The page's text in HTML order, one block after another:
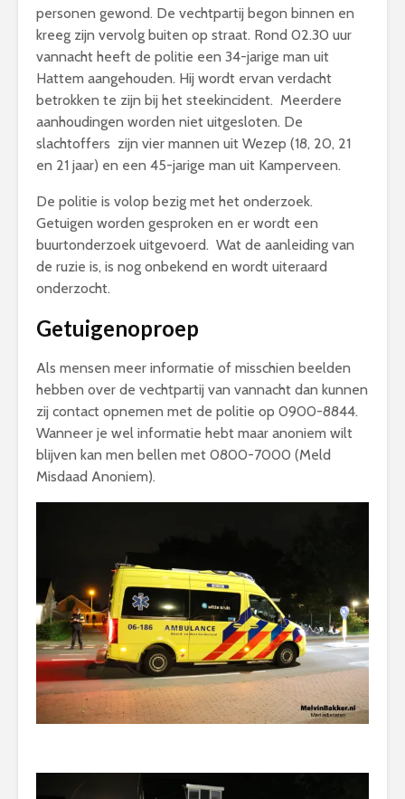
personen gewond. De vechtpartij begon binnen en
kreeg zijn vervolg buiten op straat. Rond 02.30 uur
vannacht heeft de politie een 34-jarige man uit
Hattem aangehouden. Hij wordt ervan verdacht
betrokken te zijn bij het steekincident. Meerdere
aanhoudingen worden niet uitgesloten. De
slachtoffers zijn vier mannen uit Wezep (18, 20, 21
en 21 jaar) en een 45-jarige man uit Kamperveen.
De politie is volop bezig met het onderzoek.
Getuigen worden gesproken en er wordt een
buurtonderzoek uitgevoerd. Wat de aanleiding van
de ruzie is, is nog onbekend en wordt uiteraard
onderzocht.
Getuigenoproep
Als mensen meer informatie of misschien beelden
hebben over de vechtpartij van vannacht dan kunnen
zij contact opnemen met de politie op 0900-8844.
Wanneer je wel informatie hebt maar anoniem wilt
blijven kan men bellen met 0800-7000 (Meld
Misdaad Anoniem).